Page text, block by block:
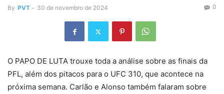
By PVT - 30 de novembro de 2024 0
O PAPO DE LUTA trouxe toda a análise sobre as finais da
PFL, além dos pitacos para o UFC 310, que acontece na
próxima semana. Carlão e Alonso também falaram sobre